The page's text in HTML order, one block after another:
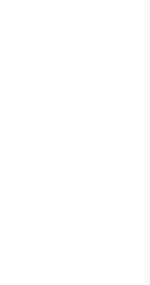
Les minis
longueur du cou à
Les bandanas
dentaires,
Disponible avec